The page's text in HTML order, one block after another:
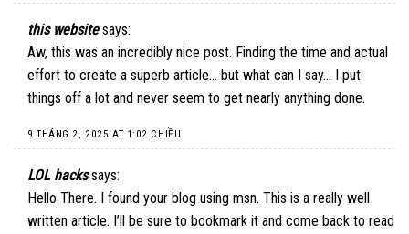
this website says:
Aw, this was an incredibly nice post. Finding the time and actual
effort to create a superb article… but what can I say… I put
things off a lot and never seem to get nearly anything done.
9 THÁNG 2, 2025 AT 1:02 CHIỀU
LOL hacks says:
Hello There. I found your blog using msn. This is a really well
written article. I’ll be sure to bookmark it and come back to read